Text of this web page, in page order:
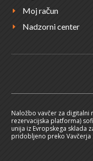
E Moj račun
E Nadzorni center
Naložbo vavčer za digitalni
rezervacijska platforma)
unija iz Evropskega sklada
pridobljeno preko Vavčerja